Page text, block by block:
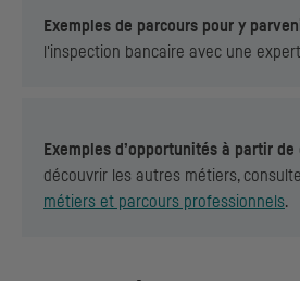
Exemples de parcours pour y
l'inspection bancaire avec une
Exemples d’opportunités à partir
découvrir les autres métiers,
métiers et parcours professionnels.